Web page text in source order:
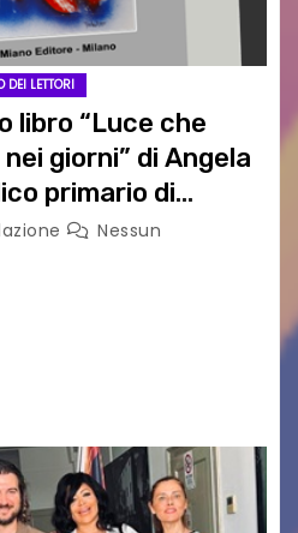
DEI LETTORI
libro “Luce che
giorni” di Angela
primario di
Nessun